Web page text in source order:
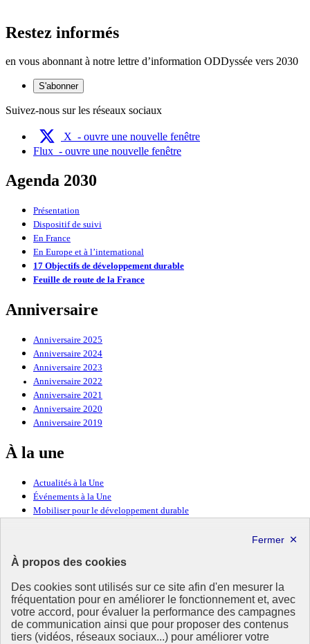
À propos des cookies
Des cookies sont utilisés sur ce site afin d'en mesurer la
fréquentation pour en améliorer le fonctionnement et, avec
votre accord, pour évaluer la performance des campagnes
de communication ainsi que pour proposer des contenus
tiers (vidéos, réseaux sociaux...) pour améliorer votre
Restez informés
en vous abonnant à notre lettre d’information ODDyssée vers 2030
S'abonner
Suivez-nous sur les réseaux sociaux
X - ouvre une nouvelle fenêtre
Flux - ouvre une nouvelle fenêtre
Agenda 2030
Présentation
Dispositif de suivi
En France
En Europe et à l’international
17 Objectifs de développement durable
Feuille de route de la France
Anniversaire
Anniversaire 2025
Anniversaire 2024
Anniversaire 2023
Anniversaire 2022
Anniversaire 2021
Anniversaire 2020
Anniversaire 2019
À la une
Actualités à la Une
Événements à la Une
Mobiliser pour le développement durable
Ressources
Ressources
La Méth’ODD
Gouvernement